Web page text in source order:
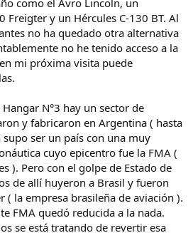
como el Avro Lincoln, un
Freigter y un Hércules C-130 BT. Al
no ha quedado otra alternativa
no he tenido acceso a la
mi próxima visita puede
N°3 hay un sector de
y fabricaron en Argentina ( hasta
ser un país con una muy
cuyo epicentro fue la FMA (
). Pero con el golpe de Estado de
de allí huyeron a Brasil y fueron
( la empresa brasileña de aviación ).
FMA quedó reducida a la nada.
se está tratando de revertir esa